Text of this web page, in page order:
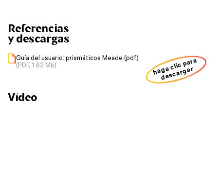
Referencias
y descargas
Guía del usuario: prismáticos Meade (pdf)
(PDF, 1.62 Mb)
haga clic para
descargar
Vídeo